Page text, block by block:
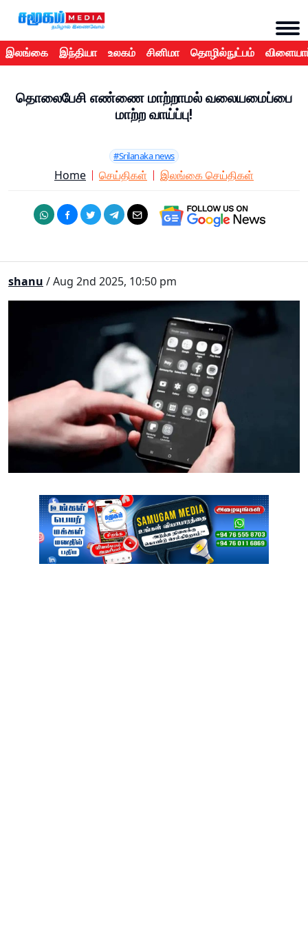
இலங்கை இந்தியா உலகம் சினிமா தொழில்நுட்பம்
தொலைபேசி எண்ணை மாற்றாமல் வலையமைப்பை
மாற்ற வாய்ப்பு!
#Srilanaka news
Home செய்திகள் இலங்கை செய்திகள்
shanu / Aug 2nd 2025, 10:50 pm